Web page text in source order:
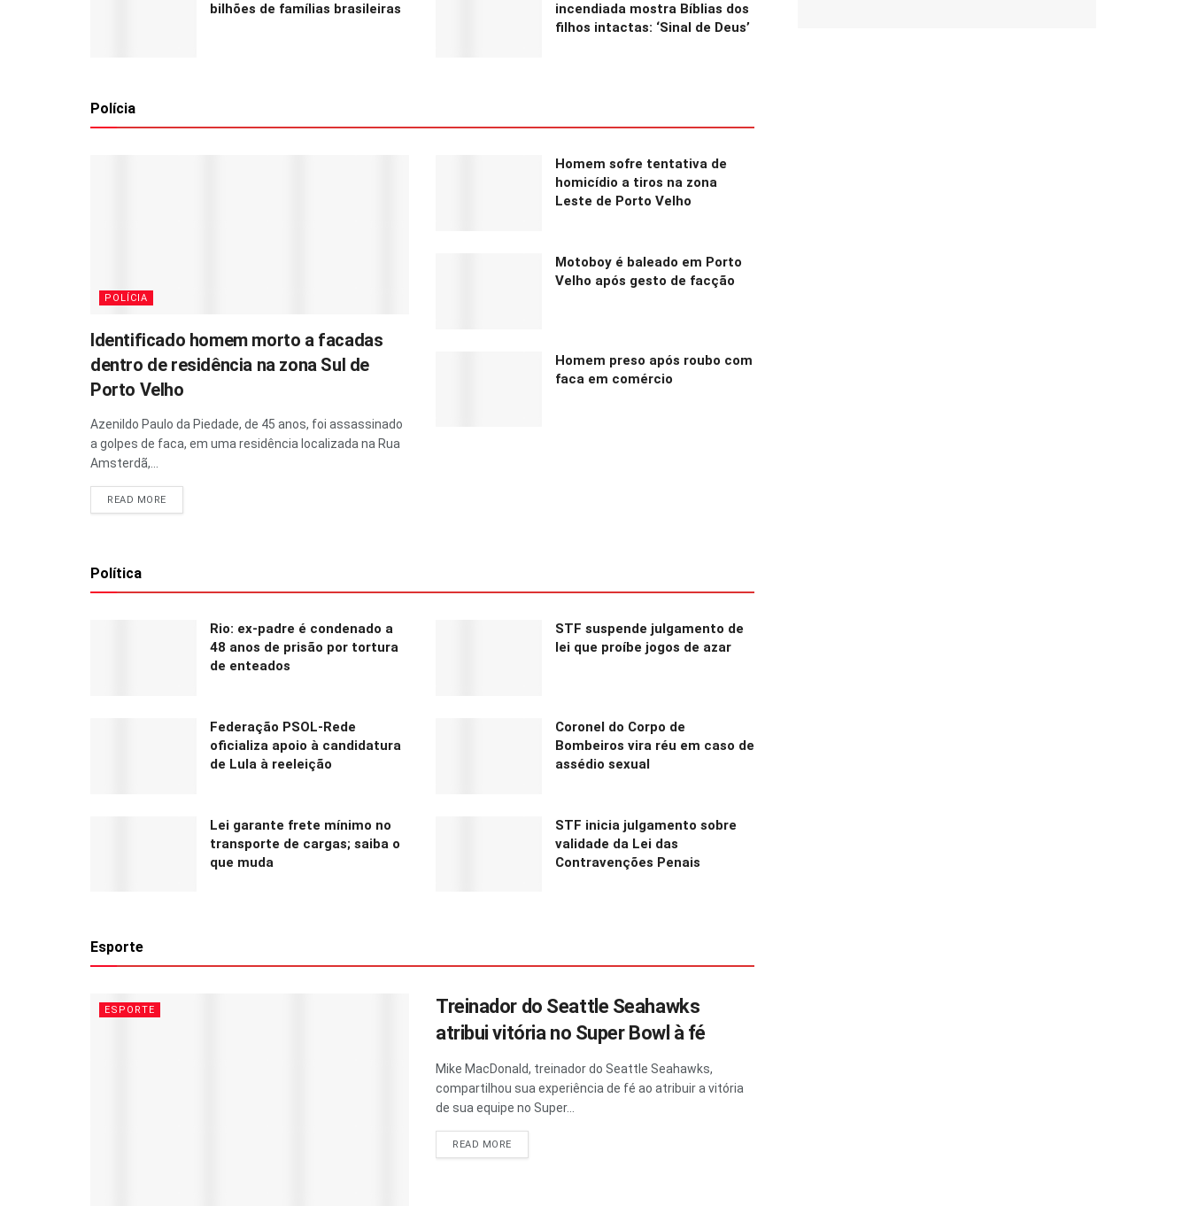
bilhões de famílias brasileiras
incendiada mostra Bíblias dos
filhos intactas: ‘Sinal de Deus’
Polícia
POLÍCIA
Identificado homem morto a facadas
dentro de residência na zona Sul de
Porto Velho
Azenildo Paulo da Piedade, de 45 anos, foi assassinado
a golpes de faca, em uma residência localizada na Rua
Amsterdã,...
READ MORE
Homem sofre tentativa de
homicídio a tiros na zona
Leste de Porto Velho
Motoboy é baleado em Porto
Velho após gesto de facção
Homem preso após roubo com
faca em comércio
Política
Rio: ex-padre é condenado a
48 anos de prisão por tortura
de enteados
STF suspende julgamento de
lei que proíbe jogos de azar
Federação PSOL-Rede
oficializa apoio à candidatura
de Lula à reeleição
Coronel do Corpo de
Bombeiros vira réu em caso de
assédio sexual
Lei garante frete mínimo no
transporte de cargas; saiba o
que muda
STF inicia julgamento sobre
validade da Lei das
Contravenções Penais
Esporte
ESPORTE
Treinador do Seattle Seahawks
atribui vitória no Super Bowl à fé
Mike MacDonald, treinador do Seattle Seahawks,
compartilhou sua experiência de fé ao atribuir a vitória
de sua equipe no Super...
READ MORE